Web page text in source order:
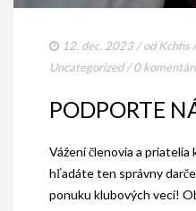
12. dec. 2023/ odKchhs
Uncategorized/0
PODPORTE
Vážení členovia a priatelia
hľadáte ten správny
ponuku klubových vecí!